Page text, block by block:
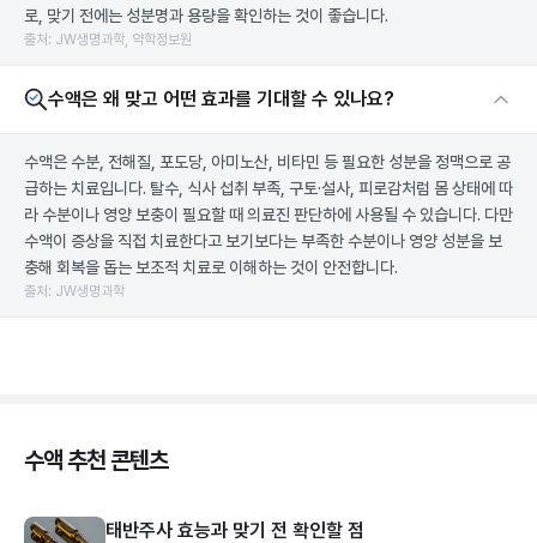
로, 맞기 전에는 성분명과 용량을 확인하는 것이 좋습니다.
출처: JW생명과학, 약학정보원
수액은 왜 맞고 어떤 효과를 기대할 수 있나요?
수액은 수분, 전해질, 포도당, 아미노산, 비타민 등 필요한 성분을 정맥으로 공
급하는 치료입니다. 탈수, 식사 섭취 부족, 구토·설사, 피로감처럼 몸 상태에 따
라 수분이나 영양 보충이 필요할 때 의료진 판단하에 사용될 수 있습니다. 다만
수액이 증상을 직접 치료한다고 보기보다는 부족한 수분이나 영양 성분을 보
충해 회복을 돕는 보조적 치료로 이해하는 것이 안전합니다.
출처: JW생명과학
수액 추천 콘텐츠
태반주사 효능과 맞기 전 확인할 점